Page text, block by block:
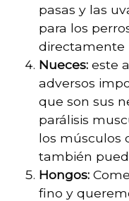
pasas y las
para los
directamente
Nueces: este
adversos
que son sus
parálisis
los músculos
también
Hongos:
fino y